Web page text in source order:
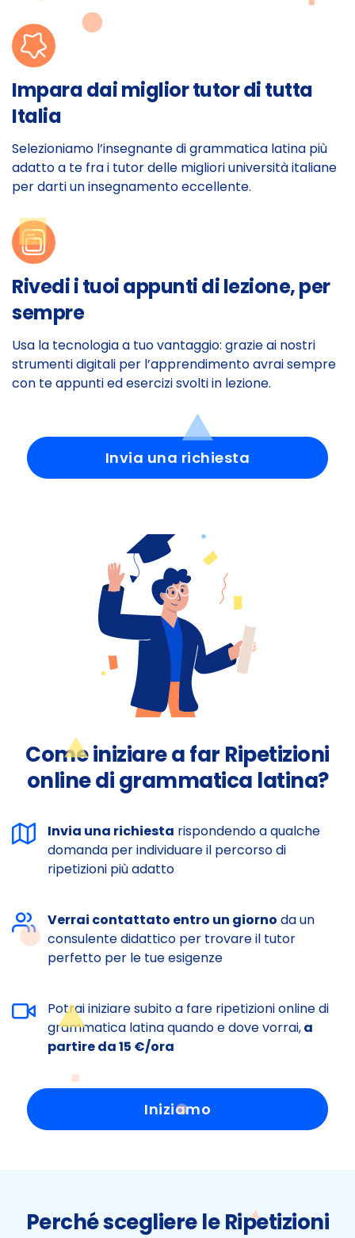
Impara dai miglior tutor di tutta
Italia
Selezioniamo l’insegnante di grammatica latina più
adatto a te fra i tutor delle migliori università italiane
per darti un insegnamento eccellente.
Rivedi i tuoi appunti di lezione, per
sempre
Usa la tecnologia a tuo vantaggio: grazie ai nostri
strumenti digitali per l’apprendimento avrai sempre
con te appunti ed esercizi svolti in lezione.
Invia una richiesta
Come iniziare a far Ripetizioni
online di grammatica latina?
Invia una richiesta rispondendo a qualche
domanda per individuare il percorso di
ripetizioni più adatto
Verrai contattato entro un giorno da un
consulente didattico per trovare il tutor
perfetto per le tue esigenze
Potrai iniziare subito a fare ripetizioni online di
grammatica latina quando e dove vorrai,a
partire da 15 €/ora
Iniziamo
Perché scegliere le Ripetizioni